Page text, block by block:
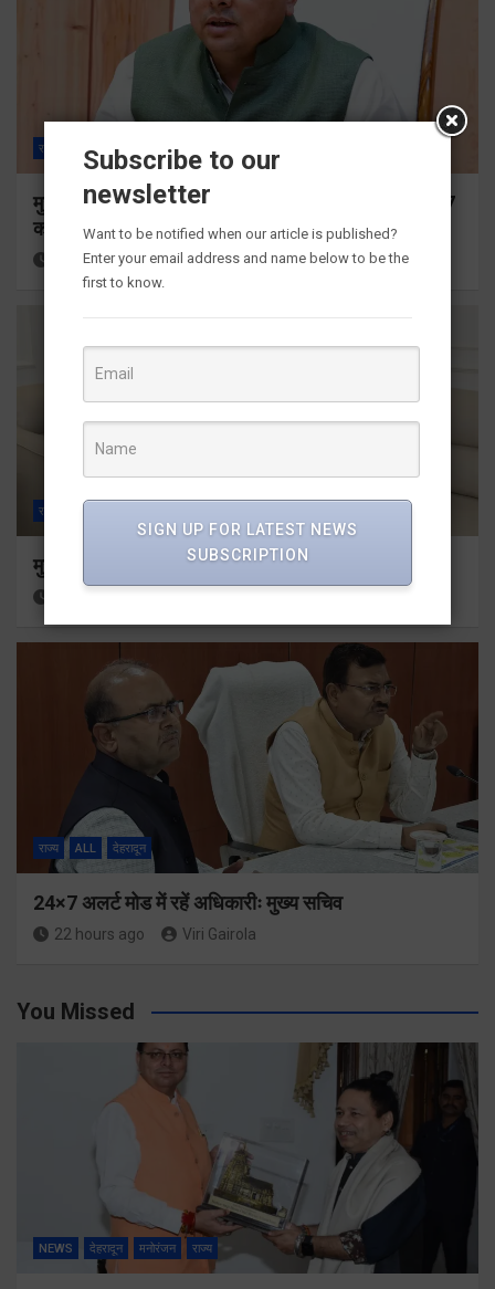
राज्य ALL देहरादून
मुख्यमंत्री ने प्रदान की विभिन्न विकास योजनाओं के लिए 1967
करोड़ की वित्तीय स्वीकृति
19 hours ago Viri Gairola
राज्य
मुख्यमंत्री से महानिदेशक एनसीसी ने की शिष्टाचार भेंट
राज्य ALL देहरादून
24×7 अलर्ट मोड में रहें अधिकारीः मुख्य सचिव
22 hours ago Viri Gairola
You Missed
NEWS देहरादून मनोरंजन राज्य
Subscribe to our
newsletter
Want to be notified when our article is published?
Enter your email address and name below to be the
first to know.
SIGN UP FOR LATEST NEWS
SUBSCRIPTION